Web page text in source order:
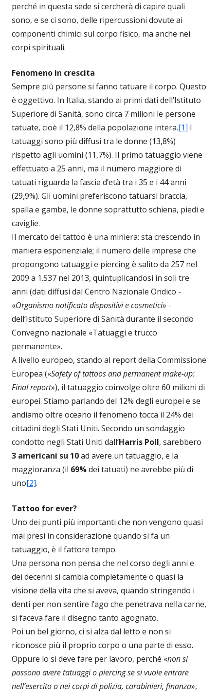
perché in questa sede si cercherà di capire quali
sono, e se ci sono, delle ripercussioni dovute ai
componenti chimici sul corpo fisico, ma anche nei
corpi spirituali.
Fenomeno in crescita
Sempre più persone si fanno tatuare il corpo. Questo
è oggettivo. In Italia, stando ai primi dati dell’Istituto
Superiore di Sanità, sono circa 7 milioni le persone
tatuate, cioè il 12,8% della popolazione intera.[1] I
tatuaggi sono più diffusi tra le donne (13,8%)
rispetto agli uomini (11,7%). Il primo tatuaggio viene
effettuato a 25 anni, ma il numero maggiore di
tatuati riguarda la fascia d’età tra i 35 e i 44 anni
(29,9%). Gli uomini preferiscono tatuarsi braccia,
spalla e gambe, le donne soprattutto schiena, piedi e
caviglie.
Il mercato del tattoo è una miniera: sta crescendo in
maniera esponenziale; il numero delle imprese che
propongono tatuaggi e piercing è salito da 257 nel
2009 a 1.537 nel 2013, quintuplicandosi in soli tre
anni (dati diffusi dal Centro Nazionale Ondico -
«Organismo notificato dispositivi e cosmetici» -
dell’Istituto Superiore di Sanità durante il secondo
Convegno nazionale «Tatuaggi e trucco
permanente».
A livello europeo, stando al report della Commissione
Europea («Safety of tattoos and permanent make-up:
Final report»), il tatuaggio coinvolge oltre 60 milioni di
europei. Stiamo parlando del 12% degli europei e se
andiamo oltre oceano il fenomeno tocca il 24% dei
cittadini degli Stati Uniti. Secondo un sondaggio
condotto negli Stati Uniti dall’Harris Poll, sarebbero
3 americani su 10ad avere un tatuaggio, e la
maggioranza (il 69%dei tatuati) ne avrebbe più di
uno[2].
Tattoo for ever?
Uno dei punti più importanti che non vengono quasi
mai presi in considerazione quando si fa un
tatuaggio, è il fattore tempo.
Una persona non pensa che nel corso degli anni e
dei decenni si cambia completamente o quasi la
visione della vita che si aveva, quando stringendo i
denti per non sentire l’ago che penetrava nella carne,
si faceva fare il disegno tanto agognato.
Poi un bel giorno, ci si alza dal letto e non si
riconosce più il proprio corpo o una parte di esso.
Oppure lo si deve fare per lavoro, perché «non si
possono avere tatuaggi o piercing se si vuole entrare
nell’esercito o nei corpi di polizia, carabinieri, finanza»,